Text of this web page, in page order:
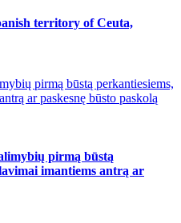
territory of Ceuta,
pirmą būstą perkantiesiems,
ar paskesnę būsto paskolą
pirmą būstą
imantiems antrą ar